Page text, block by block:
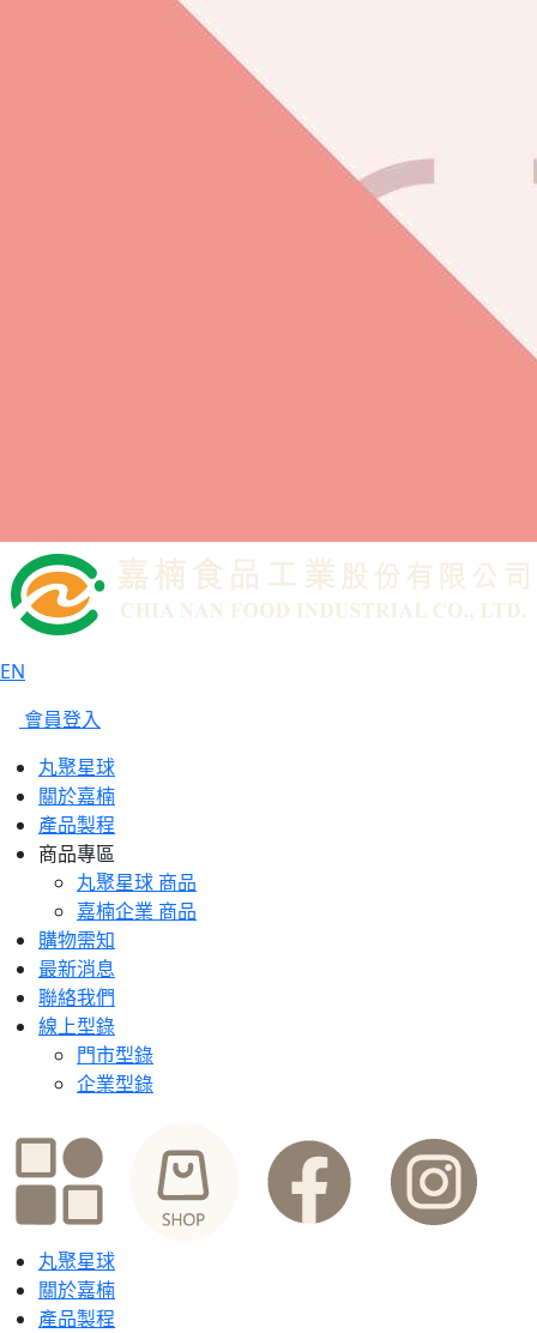
EN
會員登入
丸聚星球
關於嘉楠
產品製程
商品專區
丸聚星球 商品
嘉楠企業 商品
購物需知
最新消息
聯絡我們
線上型錄
門市型錄
企業型錄
丸聚星球
關於嘉楠
產品製程